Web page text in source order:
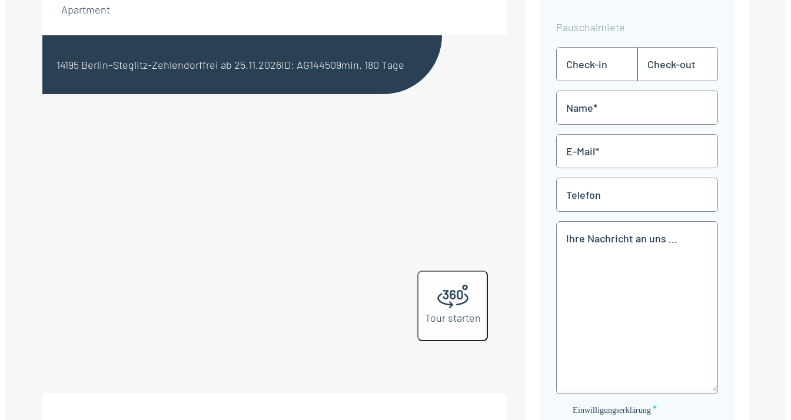
Apartment
14195 Berlin–Steglitz-Zehlendorffrei ab 25.11.2026ID: AG144509min. 180 Tage
Tour starten
Pauschalmiete
in
TT
Punkt
MM
JJJJ
TT
Punkt
MM
Mail
*
Einwilligungserklärung
Einwilligungserklärung *